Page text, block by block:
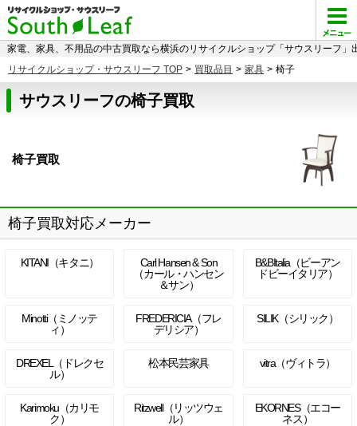
家電、家具、不用品の中古買取なら横浜のリサイクルショップ「サウスリーフ」
リサイクルショップ・サウスリーフ TOP > 買取品目 > 家具 > 椅子
サウスリーフの椅子買取
椅子買取
椅子買取対応メーカー
KITANI（キタニ）
Carl Hansen & Son
（カール・ハンセン
＆サン）
B&BItalia（ビーアン
ドビーイタリア）
Minotti（ミノッテ
ィ）
FREDERICIA（フレ
デリシア）
SILIK（シリック）
DREXEL（ドレクセ
ル）
松本民芸家具 vitra（ヴィトラ）
Karimoku（カリモ
ク）
Ritzwell（リッツウェ
ル）
EKORNES（エコー
ネス）